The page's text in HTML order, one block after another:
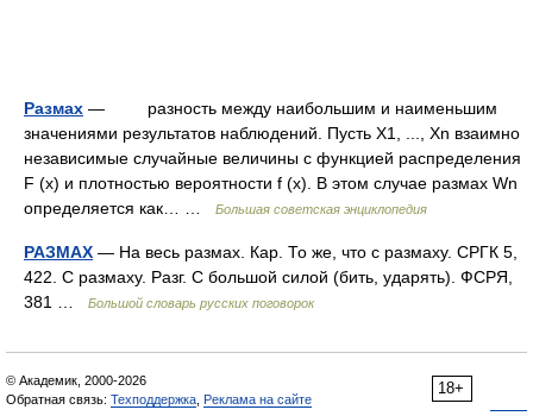
Размах — разность между наибольшим и наименьшим
значениями результатов наблюдений. Пусть X1, ..., Xn взаимно
независимые случайные величины с функцией распределения
F (x) и плотностью вероятности f (x). В этом случае размах Wn
определяется как… …
Большая советская энциклопедия
РАЗМАХ — На весь размах. Кар. То же, что с размаху. СРГК 5,
422. С размаху. Разг. С большой силой (бить, ударять). ФСРЯ,
381 …
Большой словарь русских поговорок
18+
© Академик, 2000-2026
Обратная связь: Техподдержка Реклама на сайте